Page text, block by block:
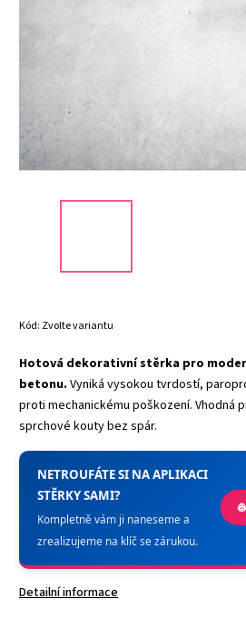
Kód: Zvolte variantu
Hotová dekorativní stěrka pro
betonu. Vyniká vysokou tvrdostí,
proti mechanickému poškození. Vhodná
sprchové kouty bez spár.
NETROUFÁTE SI NA APLIKACI
STĚRKY SAMI?
Kompletně vám ji naneseme a
zrealizujeme na klíč se zárukou.
Detailní informace